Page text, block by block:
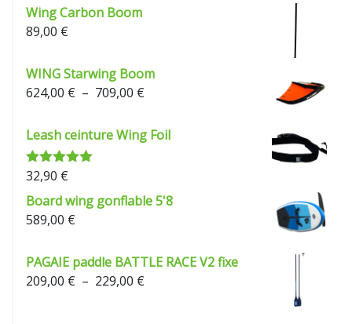
Wing Carbon Boom
89,00 €
WING Starwing Boom
624,00 € – 709,00 €
prix :
624,00 €
Leash ceinture Wing Foil
Note 5.00
32,90 €
Board wing gonflable 5'8
589,00 €
PAGAIE paddle BATTLE RACE V2 fixe
209,00 € – 229,00 €